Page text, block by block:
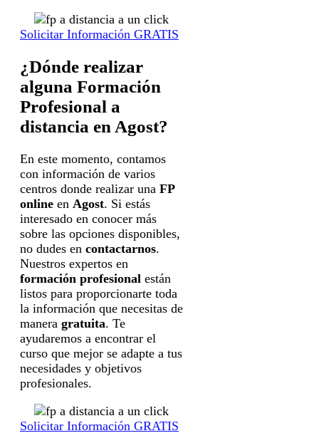
Solicitar Información GRATIS
¿Dónde realizar
alguna Formación
Profesional a
distancia en Agost?
En este momento, contamos
con información de varios
centros donde realizar una FP
online en Agost. Si estás
interesado en conocer más
sobre las opciones disponibles,
no dudes en contactarnos.
Nuestros expertos en
formación profesional están
listos para proporcionarte toda
la información que necesitas de
manera gratuita. Te
ayudaremos a encontrar el
curso que mejor se adapte a tus
necesidades y objetivos
profesionales.
Solicitar Información GRATIS